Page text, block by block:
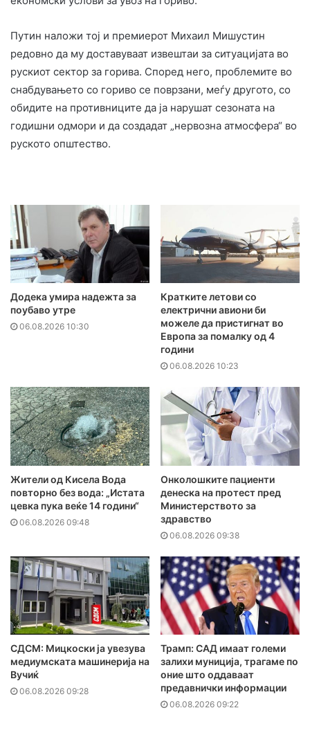
Путин наложи тој и премиерот Михаил Мишустин
редовно да му доставуваат извештаи за ситуацијата во
рускиот сектор за горива. Според него, проблемите во
снабдувањето со гориво се поврзани, меѓу другото, со
обидите на противниците да ја нарушат сезоната на
годишни одмори и да создадат „нервозна атмосфера“ во
руското општество.
Додека умира надежта за
поубаво утре
06.08.2026 10:30
Кратките летови со
електрични авиони би
можеле да пристигнат во
Европа за помалку од 4
години
06.08.2026 10:23
Жители од Кисела Вода
повторно без вода: „Истата
цевка пука веќе 14 години“
06.08.2026 09:48
Онколошките пациенти
денеска на протест пред
Министерството за
здравство
06.08.2026 09:38
СДСМ: Мицкоски ја увезува
медиумската машинерија на
Вучиќ
06.08.2026 09:28
Трамп: САД имаат големи
залихи муниција, трагаме по
оние што оддаваат
предавнички информации
06.08.2026 09:22